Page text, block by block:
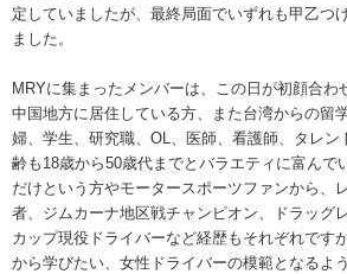
定していましたが、最終局面でいずれも甲乙つ
ました。
MRYに集まったメンバーは、この日が初顔合わ
中国地方に居住している方、また台湾からの留
婦、学生、研究職、OL、医師、看護師、タレン
齢も18歳から50歳代までとバラエティに富んで
だけという方やモータースポーツファンから、
者、ジムカーナ地区戦チャンピオン、ドラッグ
カップ現役ドライバーなど経歴もそれぞれです
から学びたい、女性ドライバーの模範となるよ